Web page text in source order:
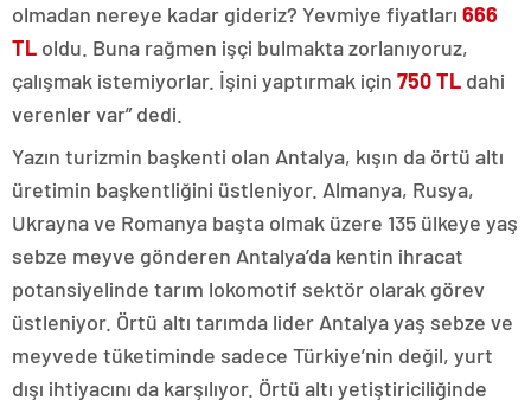
olmadan nereye kadar gideriz? Yevmiye fiyatları 666
TL oldu. Buna rağmen işçi bulmakta zorlanıyoruz,
çalışmak istemiyorlar. İşini yaptırmak için 750 TL dahi
verenler var” dedi.
Yazın turizmin başkenti olan Antalya, kışın da örtü altı
üretimin başkentliğini üstleniyor. Almanya, Rusya,
Ukrayna ve Romanya başta olmak üzere 135 ülkeye yaş
sebze meyve gönderen Antalya’da kentin ihracat
potansiyelinde tarım lokomotif sektör olarak görev
üstleniyor. Örtü altı tarımda lider Antalya yaş sebze ve
meyvede tüketiminde sadece Türkiye’nin değil, yurt
dışı ihtiyacını da karşılıyor. Örtü altı yetiştiriciliğinde